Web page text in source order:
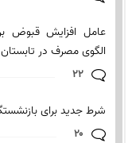
عامل افزایش قبوض
الگوی مصرف در
۲۲
شرط جدید برای
۲۰